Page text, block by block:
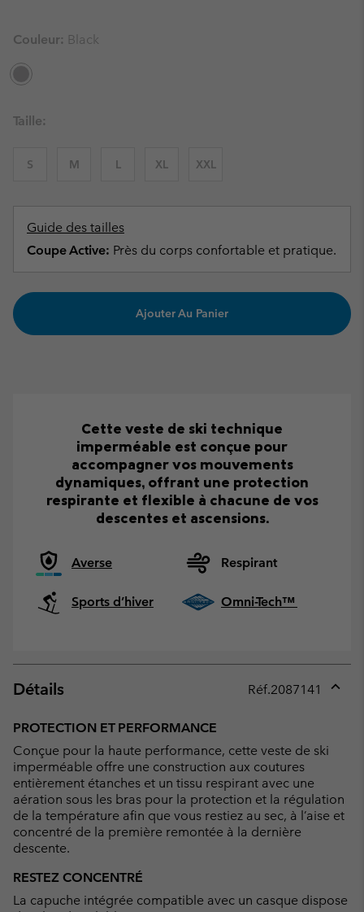
Couleur: Black
Taille:
S M L XL XXL
Guide des tailles
Coupe Active: Près du corps confortable et pratique.
Ajouter Au Panier
Cette veste de ski technique
imperméable est conçue pour
accompagner vos mouvements
dynamiques, offrant une protection
respirante et flexible à chacune de vos
descentes et ascensions.
Averse Respirant
Sports d’hiver Omni-Tech™
Détails Réf.2087141
PROTECTION ET PERFORMANCE
Conçue pour la haute performance, cette veste de ski
imperméable offre une construction aux coutures
entièrement étanches et un tissu respirant avec une
aération sous les bras pour la protection et la régulation
de la température afin que vous restiez au sec, à l’aise et
concentré de la première remontée à la dernière
descente.
RESTEZ CONCENTRÉ
La capuche intégrée compatible avec un casque dispose